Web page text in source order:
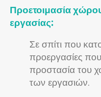
Προετοιμασία
εργασίας:
Σε σπίτι που
προεργασίες
προστασία του
των εργασιών.